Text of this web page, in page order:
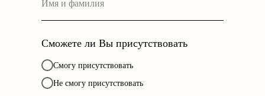
Сможете ли Вы присутствовать
Смогу присутствовать
Не смогу присутствовать